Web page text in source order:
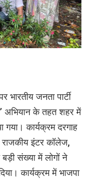
भारतीय जनता पार्टी
अभियान के तहत शहर में
गया। कार्यक्रम दरगाह
राजकीय इंटर कॉलेज,
संख्या में लोगों ने
कार्यक्रम में भाजपा